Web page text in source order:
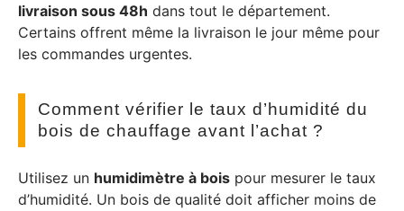
livraison sous 48h dans tout le département.
Certains offrent même la livraison le jour même pour
les commandes urgentes.
Comment vérifier le taux d’humidité du
bois de chauffage avant l’achat ?
Utilisez un humidimètre à bois pour mesurer le taux
d’humidité. Un bois de qualité doit afficher moins de